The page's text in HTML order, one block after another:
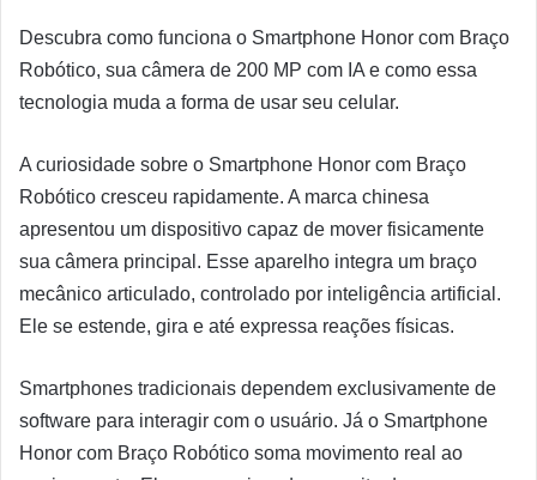
Descubra como funciona o Smartphone Honor com Braço
Robótico, sua câmera de 200 MP com IA e como essa
tecnologia muda a forma de usar seu celular.
A curiosidade sobre o Smartphone Honor com Braço
Robótico cresceu rapidamente. A marca chinesa
apresentou um dispositivo capaz de mover fisicamente
sua câmera principal. Esse aparelho integra um braço
mecânico articulado, controlado por inteligência artificial.
Ele se estende, gira e até expressa reações físicas.
Smartphones tradicionais dependem exclusivamente de
software para interagir com o usuário. Já o Smartphone
Honor com Braço Robótico soma movimento real ao